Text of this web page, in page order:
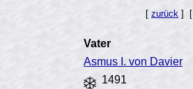
[ zurück ] [
Vater
Asmus I. von Davier
1491